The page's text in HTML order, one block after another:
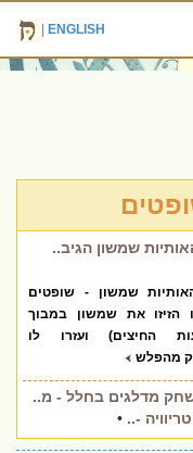
ENGLISH
שמשון הגיב..
שמשון - שופטים
הזיזו את שמשון במבוך
החיצים) ועזרו לו
מהפלש
מדלגים בחלל - מ..
-..
•